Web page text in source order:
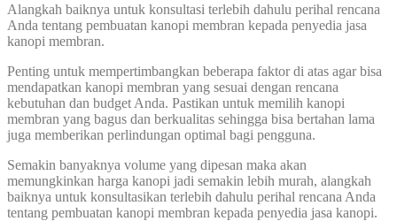
Alangkah baiknya untuk konsultasi terlebih dahulu perihal rencana
Anda tentang pembuatan kanopi membran kepada penyedia jasa
kanopi membran.
Penting untuk mempertimbangkan beberapa faktor di atas agar bisa
mendapatkan kanopi membran yang sesuai dengan rencana
kebutuhan dan budget Anda. Pastikan untuk memilih kanopi
membran yang bagus dan berkualitas sehingga bisa bertahan lama
juga memberikan perlindungan optimal bagi pengguna.
Semakin banyaknya volume yang dipesan maka akan
memungkinkan harga kanopi jadi semakin lebih murah, alangkah
baiknya untuk konsultasikan terlebih dahulu perihal rencana Anda
tentang pembuatan kanopi membran kepada penyedia jasa kanopi.